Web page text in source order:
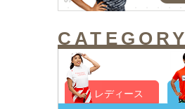
CATEGORY
レディース